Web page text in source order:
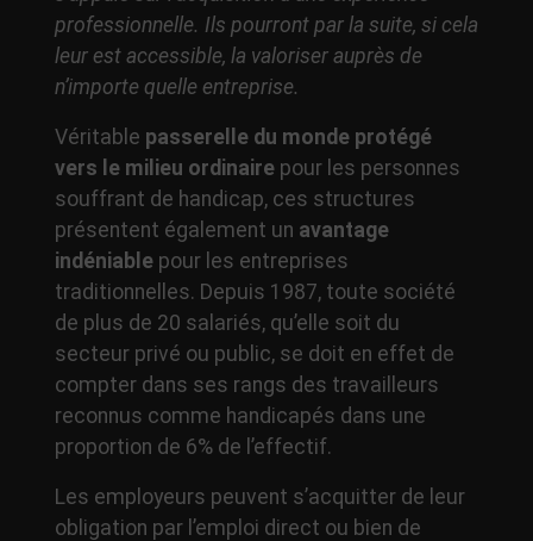
professionnelle. Ils pourront par la suite, si cela
leur est accessible, la valoriser auprès de
n’importe quelle entreprise.
Véritable passerelle du monde protégé
vers le milieu ordinairepour les personnes
souffrant de handicap, ces structures
présentent également un avantage
indéniablepour les entreprises
traditionnelles. Depuis 1987, toute société
de plus de 20 salariés, qu’elle soit du
secteur privé ou public, se doit en effet de
compter dans ses rangs des travailleurs
reconnus comme handicapés dans une
proportion de 6% de l’effectif.
Les employeurs peuvent s’acquitter de leur
obligation par l’emploi direct ou bien de